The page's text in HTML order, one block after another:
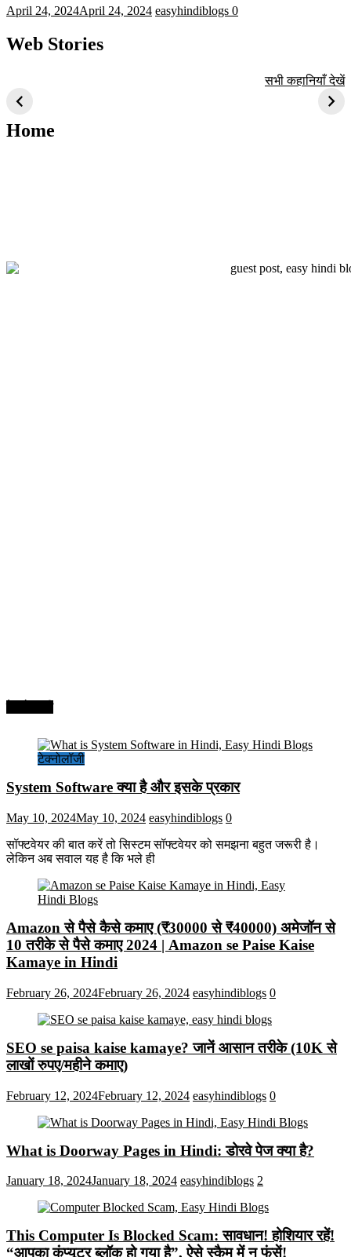
April 24, 2024April 24, 2024 easyhindiblogs 0
Web Stories
तकनीक जो आपको
2024 के लिए सीखनी
चाहिए
ऐतिहासिक स्थान
सभी कहानियाँ देखें
Home
टेक्नोलॉजी
System Software क्या है और इसके प्रकार
May 10, 2024May 10, 2024 easyhindiblogs 0
सॉफ्टवेयर की बात करें तो सिस्टम सॉफ्टवेयर को समझना बहुत जरूरी है।
लेकिन अब सवाल यह है कि भले ही
Amazon से पैसे कैसे कमाए (₹30000 से ₹40000) अमेजॉन से
10 तरीके से पैसे कमाए 2024 | Amazon se Paise Kaise
Kamaye in Hindi
February 26, 2024February 26, 2024 easyhindiblogs 0
SEO se paisa kaise kamaye? जानें आसान तरीके (10K से
लाखों रुपए/महीने कमाए)
February 12, 2024February 12, 2024 easyhindiblogs 0
What is Doorway Pages in Hindi: डोरवे पेज क्या है?
January 18, 2024January 18, 2024 easyhindiblogs 2
This Computer Is Blocked Scam: सावधान! होशियार रहें!
“आपका कंप्यूटर ब्लॉक हो गया है”, ऐसे स्कैम में न फंसें!